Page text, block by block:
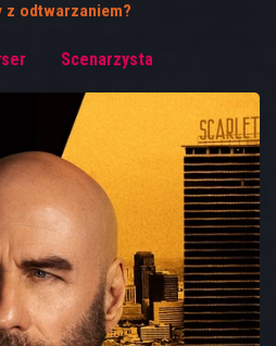
z odtwarzaniem?
Scenarzysta